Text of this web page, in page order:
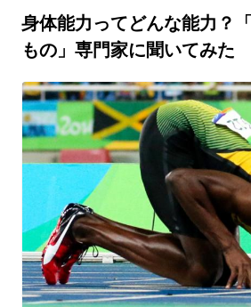
身体能力ってどんな能力？
もの」専門家に聞いてみた